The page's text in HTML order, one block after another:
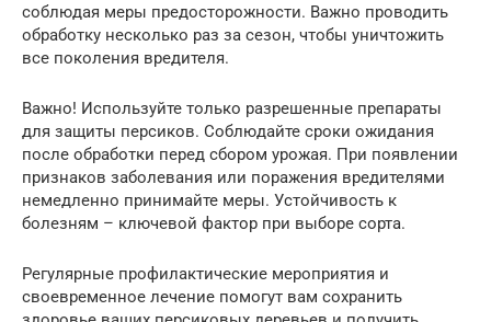
соблюдая меры предосторожности. Важно проводить
обработку несколько раз за сезон, чтобы уничтожить
все поколения вредителя.
Важно! Используйте только разрешенные препараты
для защиты персиков. Соблюдайте сроки ожидания
после обработки перед сбором урожая. При появлении
признаков заболевания или поражения вредителями
немедленно принимайте меры. Устойчивость к
болезням – ключевой фактор при выборе сорта.
Регулярные профилактические мероприятия и
своевременное лечение помогут вам сохранить